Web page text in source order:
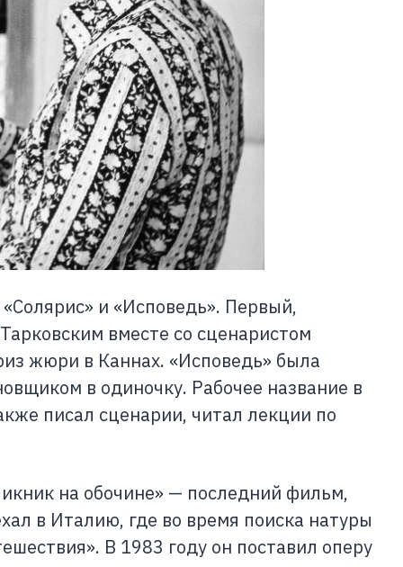
и «Исповедь». Первый,
вместе со сценаристом
жюри в Каннах. «Исповедь» была
в одиночку. Рабочее название в
писал сценарии, читал лекции по
на обочине» — последний фильм,
в Италию, где во время поиска натуры
В 1983 году он поставил оперу